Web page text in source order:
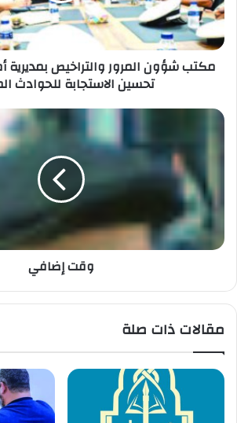
مكتب شؤون المرور والتراخيص
تحسين الاستجابة للحوادث
وقت إضافي
مقالات ذات صلة